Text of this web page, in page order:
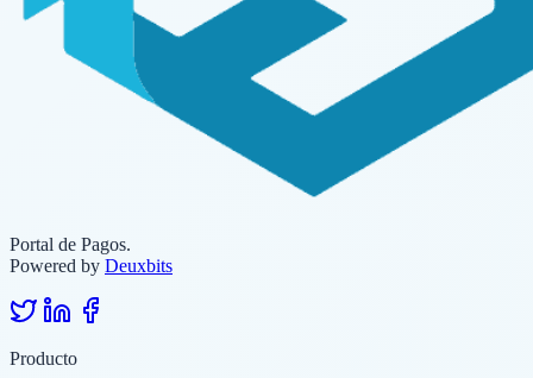
Portal de Pagos.
Powered by Deuxbits
Producto